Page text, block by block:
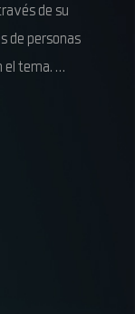
de su
de personas
el tema. …